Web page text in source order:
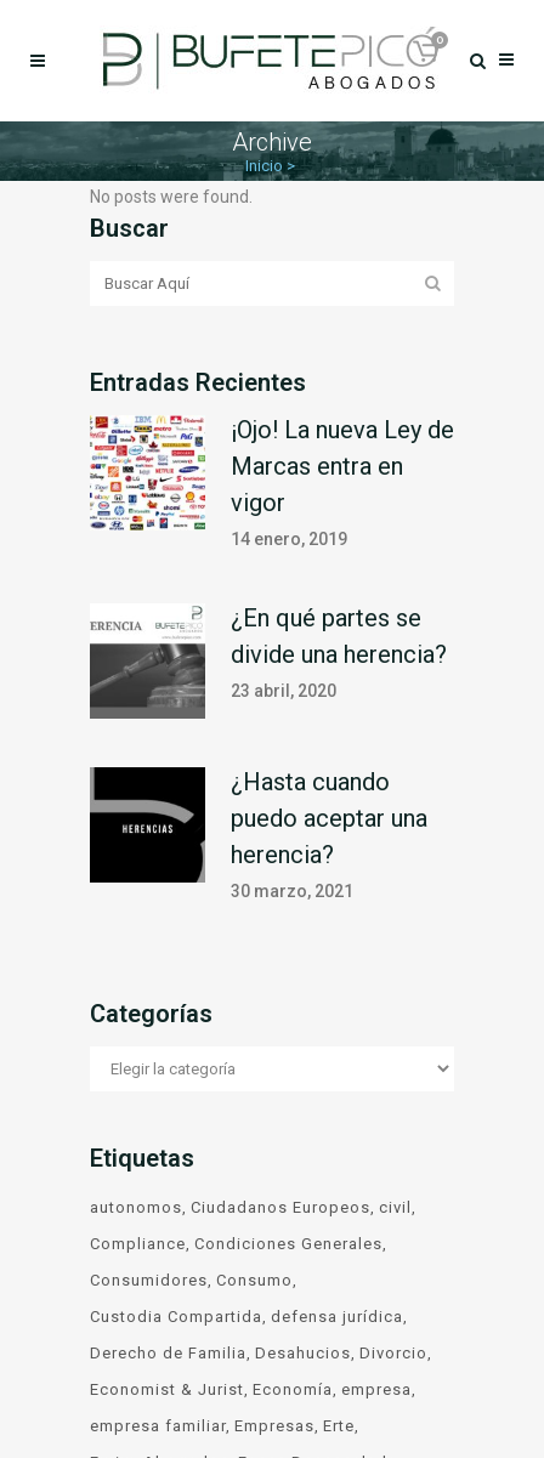
0
Archive
Inicio >
No posts were found.
Buscar
Entradas Recientes
¡Ojo! La nueva Ley de
Marcas entra en
vigor
14 enero, 2019
¿En qué partes se
divide una herencia?
23 abril, 2020
¿Hasta cuando
puedo aceptar una
herencia?
30 marzo, 2021
Categorías
Categorías
Etiquetas
autonomos Ciudadanos Europeos civil
Compliance Condiciones Generales
Consumidores Consumo
Custodia Compartida defensa jurídica
Derecho de Familia Desahucios Divorcio
Economist & Jurist Economía empresa
empresa familiar Empresas Erte